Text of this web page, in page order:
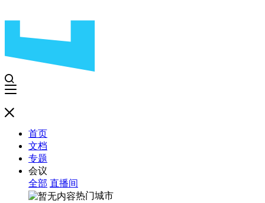
首页
文档
专题
会议
全部 直播间
热门城市